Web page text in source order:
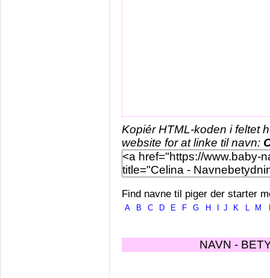
Kopiér HTML-koden i feltet
website for at linke til navn:
Find navne til piger der starter
A B C D E F G H J K L M
NAVN -